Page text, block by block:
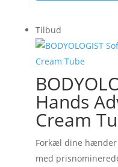
Tilbud
Hands
Cream
Forkæl dine
med